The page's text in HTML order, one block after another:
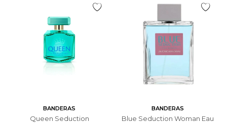
BANDERAS
Queen Seduction
BANDERAS
Blue Seduction Woman Eau